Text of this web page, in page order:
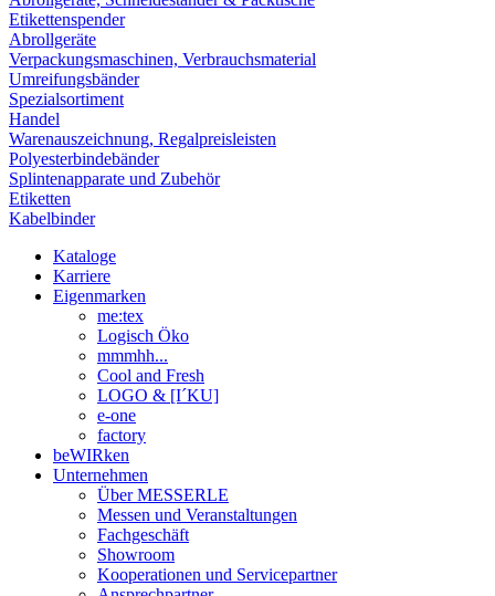
Etikettenspender
Abrollgeräte
Verpackungsmaschinen, Verbrauchsmaterial
Umreifungsbänder
Spezialsortiment
Handel
Warenauszeichnung, Regalpreisleisten
Polyesterbindebänder
Splintenapparate und Zubehör
Etiketten
Kabelbinder
Kataloge
Karriere
Eigenmarken
me:tex
Logisch Öko
mmmhh...
Cool and Fresh
LOGO & [I´KU]
e-one
factory
beWIRken
Unternehmen
Über MESSERLE
Messen und Veranstaltungen
Fachgeschäft
Showroom
Kooperationen und Servicepartner